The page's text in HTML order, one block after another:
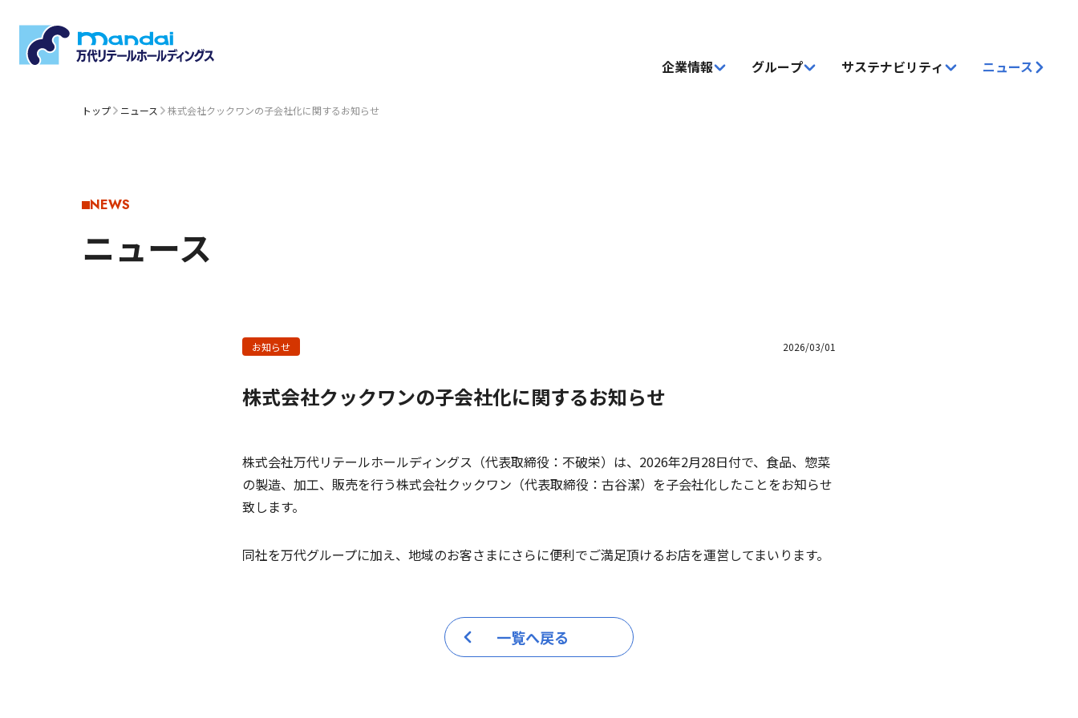
企業情報 グループ サステナビリティ ニュース
トップ ニュース 株式会社クックワンの子会社化に関するお知らせ
NEWS
ニュース
お知らせ 2026/03/01
株式会社クックワンの子会社化に関するお知らせ
株式会社万代リテールホールディングス（代表取締役：不破栄）は、2026年2月28日付で、食品、惣菜
の製造、加工、販売を行う株式会社クックワン（代表取締役：古谷潔）を子会社化したことをお知らせ
致します。
同社を万代グループに加え、地域のお客さまにさらに便利でご満足頂けるお店を運営してまいります。
一覧へ戻る